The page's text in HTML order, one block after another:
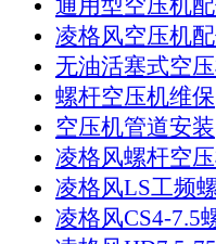
凌格风空压机
无油活塞式空
螺杆空压机维保
空压机管道安装
凌格风螺杆空
凌格风LS工频
凌格风CS4-7.5